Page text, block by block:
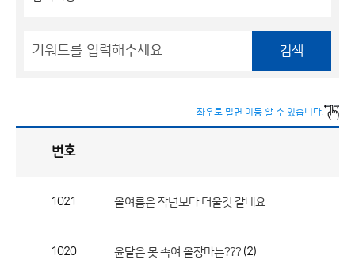
검색
좌우로 밀면 이동 할 수 있습니다.
번호
1021 올여름은 작년보다 더울것 같네요
1020 윤달은 못 속여 올장마는??? (2)